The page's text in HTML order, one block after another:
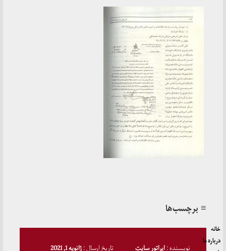
≡ برچسب‌ها
نویسنده :اپراتور سایت تاریخ ارسال :ژانویه 1, 2021
خانه
درباره ما